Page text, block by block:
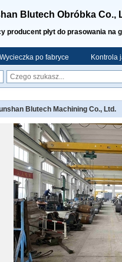
Blutech Obróbka Co.,
producent płyt do prasowania na
Wycieczka po fabryce Kontrola
Blutech Machining Co., Ltd.